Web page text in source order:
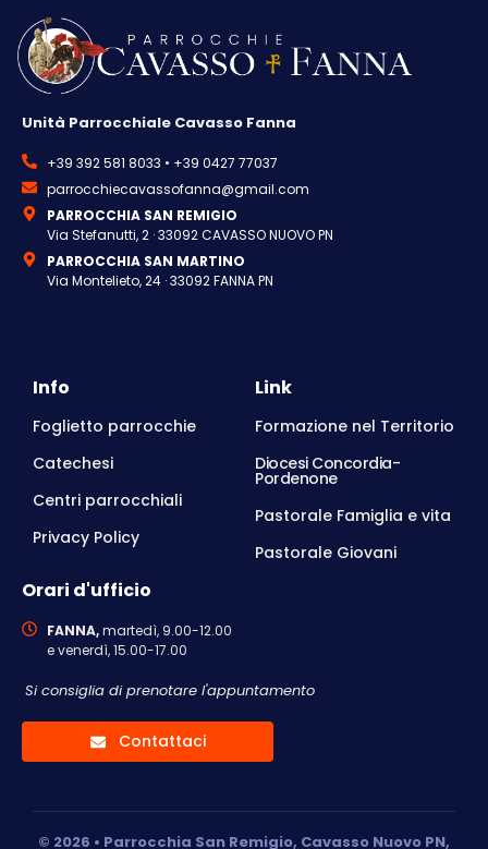
Unità Parrocchiale Cavasso Fanna
+39 392 581 8033 • +39 0427 77037
parrocchiecavassofanna@gmail.com
PARROCCHIA SAN REMIGIO
Via Stefanutti, 2 · 33092 CAVASSO NUOVO PN
PARROCCHIA SAN MARTINO
Via Montelieto, 24 · 33092 FANNA PN
Info
Foglietto parrocchie
Catechesi
Centri parrocchiali
Privacy Policy
Link
Formazione nel Territorio
Diocesi Concordia-
Pordenone
Pastorale Famiglia e vita
Pastorale Giovani
Orari d'ufficio
FANNA,martedì, 9.00-12.00
e venerdì, 15.00-17.00
Si consiglia di prenotare l'appuntamento
Contattaci
© 2026 • Parrocchia San Remigio, Cavasso Nuovo PN,